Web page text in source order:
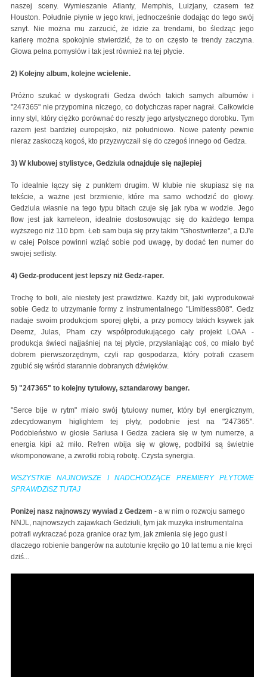
naszej sceny. Wymieszanie Atlanty, Memphis, Luizjany, czasem też
Houston. Południe płynie w jego krwi, jednocześnie dodając do tego swój
sznyt. Nie można mu zarzucić, że idzie za trendami, bo śledząc jego
karierę można spokojnie stwierdzić, że to on często te trendy zaczyna.
Głowa pełna pomysłów i tak jest również na tej płycie.
2) Kolejny album, kolejne wcielenie.
Próżno szukać w dyskografii Gedza dwóch takich samych albumów i
"247365" nie przypomina niczego, co dotychczas raper nagrał. Całkowicie
inny styl, który ciężko porównać do reszty jego artystycznego dorobku. Tym
razem jest bardziej europejsko, niż południowo. Nowe patenty pewnie
nieraz zaskoczą kogoś, kto przyzwyczaił się do czegoś innego od Gedza.
3) W klubowej stylistyce, Gedziula odnajduje się najlepiej
To idealnie łączy się z punktem drugim. W klubie nie skupiasz się na
tekście, a ważne jest brzmienie, które ma samo wchodzić do głowy.
Gedziula własnie na tego typu bitach czuje się jak ryba w wodzie. Jego
flow jest jak kameleon, idealnie dostosowując się do każdego tempa
wyższego niż 110 bpm. Łeb sam buja się przy takim "Ghostwriterze", a DJ'e
w całej Polsce powinni wziąć sobie pod uwagę, by dodać ten numer do
swojej setlisty.
4) Gedz-producent jest lepszy niż Gedz-raper.
Trochę to boli, ale niestety jest prawdziwe. Każdy bit, jaki wyprodukował
sobie Gedz to utrzymanie formy z instrumentalnego "Limitless808". Gedz
nadaje swoim produkcjom sporej głębi, a przy pomocy takich ksywek jak
Deemz, Julas, Pham czy współprodukującego cały projekt LOAA -
produkcja świeci najjaśniej na tej płycie, przysłaniając coś, co miało być
dobrem pierwszorzędnym, czyli rap gospodarza, który potrafi czasem
zgubić się wśród starannie dobranych dźwięków.
5) "247365" to kolejny tytułowy, sztandarowy banger.
"Serce bije w rytm" miało swój tytułowy numer, który był energicznym,
zdecydowanym higlightem tej płyty, podobnie jest na "247365".
Podobieństwo w głosie Sariusa i Gedza zaciera się w tym numerze, a
energia kipi aż miło. Refren wbija się w głowę, podbitki są świetnie
wkomponowane, a zwrotki robią robotę. Czysta synergia.
WSZYSTKIE NAJNOWSZE I NADCHODZĄCE PREMIERY PŁYTOWE
SPRAWDZISZ TUTAJ
Poniżej nasz najnowszy wywiad z Gedzem - a w nim o rozwoju samego
NNJL, najnowszych zajawkach Gedziuli, tym jak muzyka instrumentalna
potrafi wykraczać poza granice oraz tym, jak zmienia się jego gust i
dlaczego robienie bangerów na autotunie kręciło go 10 lat temu a nie kręci
dziś...